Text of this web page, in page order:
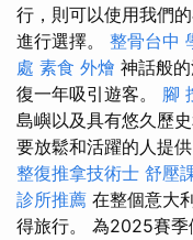
行，則可以使用我們
進行選擇。 整骨台中
處 素食 外燴 神話般
復一年吸引遊客。 腳
島嶼以及具有悠久歷
要放鬆和活躍的人提
整復推拿技術士 舒壓
診所推薦 在整個意大
得旅行。 為2025賽